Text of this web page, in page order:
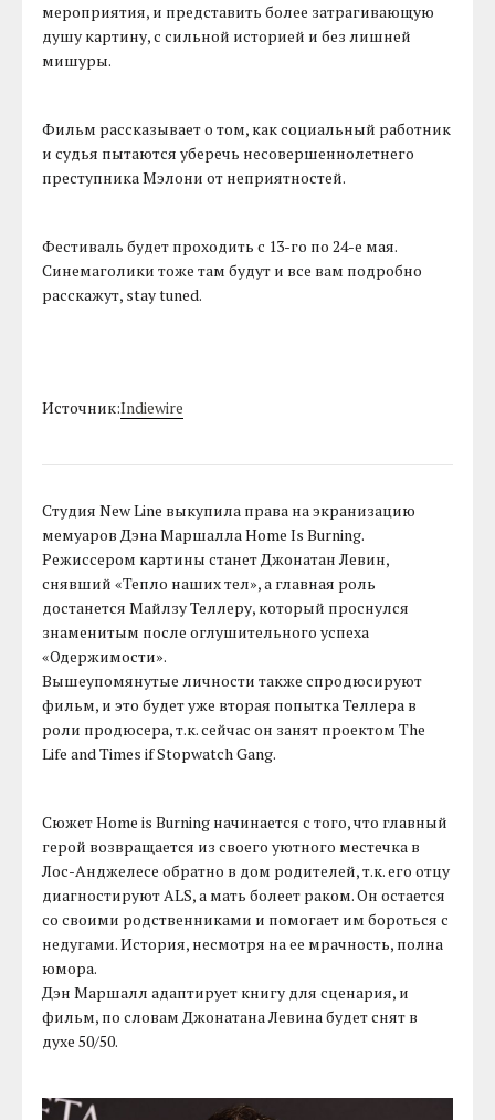
мероприятия, и представить более затрагивающую
душу картину, с сильной историей и без лишней
мишуры.
Фильм рассказывает о том, как социальный работник
и судья пытаются уберечь несовершеннолетнего
преступника Мэлони от неприятностей.
Фестиваль будет проходить с 13-го по 24-е мая.
Синемаголики тоже там будут и все вам подробно
расскажут, stay tuned.
Источник:Indiewire
Студия New Line выкупила права на экранизацию
мемуаров Дэна Маршалла Home Is Burning.
Режиссером картины станет Джонатан Левин,
снявший «Тепло наших тел», а главная роль
достанется Майлзу Теллеру, который проснулся
знаменитым после оглушительного успеха
«Одержимости».
Вышеупомянутые личности также спродюсируют
фильм, и это будет уже вторая попытка Теллера в
роли продюсера, т.к. сейчас он занят проектом The
Life and Times if Stopwatch Gang.
Сюжет Home is Burning начинается с того, что главный
герой возвращается из своего уютного местечка в
Лос-Анджелесе обратно в дом родителей, т.к. его отцу
диагностируют ALS, а мать болеет раком. Он остается
со своими родственниками и помогает им бороться с
недугами. История, несмотря на ее мрачность, полна
юмора.
Дэн Маршалл адаптирует книгу для сценария, и
фильм, по словам Джонатана Левина будет снят в
духе 50/50.